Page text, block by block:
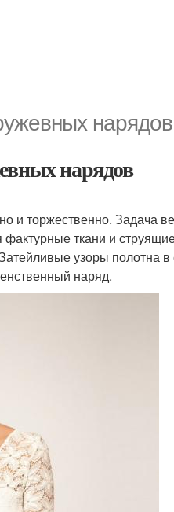
нарядов
нарядов
и торжественно. Задача
фактурные ткани и
узоры полотна в
наряд.